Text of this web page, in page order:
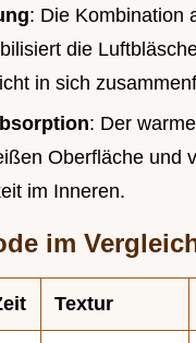
: Die Kombination
die
in sich
: Der
Oberfläche und
im Inneren.
im
Textur